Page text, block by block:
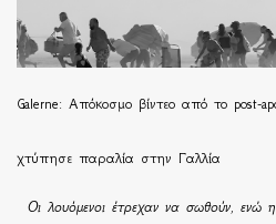
Galerne: Απόκοσμο βίντεο από το post-
χτύπησε παραλία στην Γαλλία
Οι λουόμενοι έτρεχαν να σωθούν, ενώ